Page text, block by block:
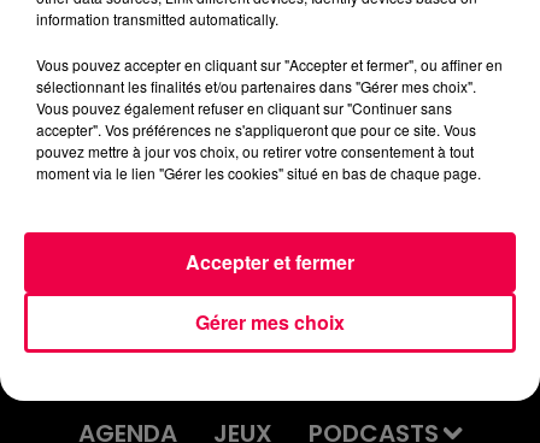
podcasts/2024/03/PIERRE-CASTOR-04.03-–-
POURQUOI-LES-VACHES-AIMENT-QUON-LEUR-
SOUFFLE-DANS-LES-FESSES-
AGENDA
JEUX
PODCASTS
information transmitted automatically.
Vous pouvez accepter en cliquant sur "Accepter et fermer", ou affiner en
sélectionnant les finalités et/ou partenaires dans "Gérer mes choix".
Vous pouvez également refuser en cliquant sur "Continuer sans
accepter". Vos préférences ne s'appliqueront que pour ce site. Vous
pouvez mettre à jour vos choix, ou retirer votre consentement à tout
moment via le lien "Gérer les cookies" situé en bas de chaque page.
Gérer mes choix
Accepter et fermer